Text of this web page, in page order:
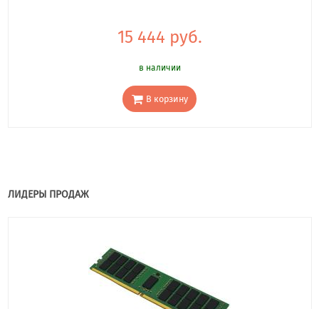
15 444 руб.
в наличии
В корзину
ЛИДЕРЫ ПРОДАЖ